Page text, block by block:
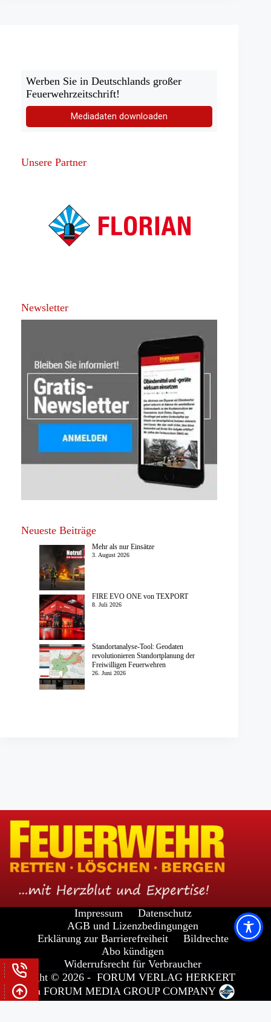
Werben Sie in Deutschlands großer
Feuerwehrzeitschrift!
Mediadaten downloaden
Unsere Partner
Newsletter
Neueste Beiträge
Mehr als nur Einsätze
3. August 2026
FIRE EVO ONE von TEXPORT
8. Juli 2026
Standortanalyse-Tool: Geodaten
revolutionieren Standortplanung der
Freiwilligen Feuerwehren
26. Juni 2026
Impressum
Datenschutz
AGB und Lizenzbedingungen
Erklärung zur Barrierefreiheit
Bildrechte
Abo kündigen
Widerrufsrecht für Verbraucher
Copyright © 2026 - FORUM VERLAG HERKERT
GMBH
aFORUM MEDIA GROUPCOMPANY